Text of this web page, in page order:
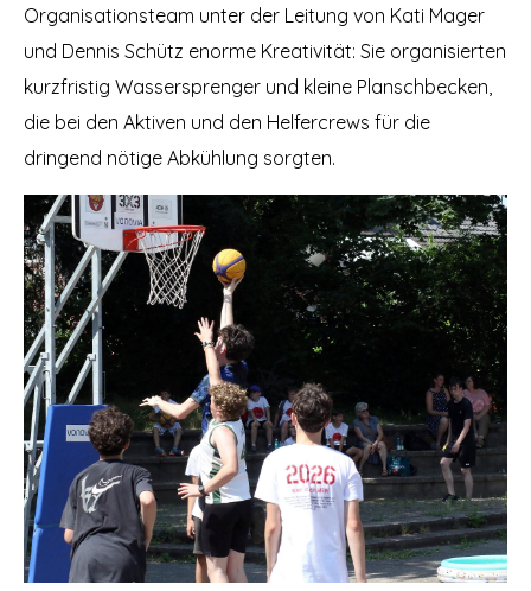
Organisationsteam unter der Leitung von Kati Mager
und Dennis Schütz enorme Kreativität: Sie organisierten
kurzfristig Wassersprenger und kleine Planschbecken,
die bei den Aktiven und den Helfercrews für die
dringend nötige Abkühlung sorgten.